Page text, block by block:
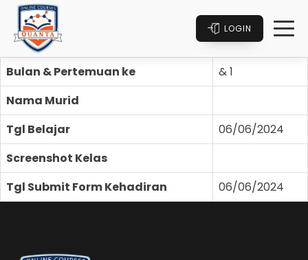
LOGIN
Bulan & Pertemuan ke
& 1
Nama Murid
Tgl Belajar
06/06/2024
Screenshot Kelas
Tgl Submit Form Kehadiran
06/06/2024